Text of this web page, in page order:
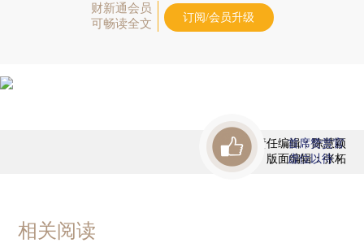
财新通会员
可畅读全文
订阅/会员升级
责任编辑：陈慧颖
版面编辑：张柘
首席赞赏官
虚位以待
相关阅读